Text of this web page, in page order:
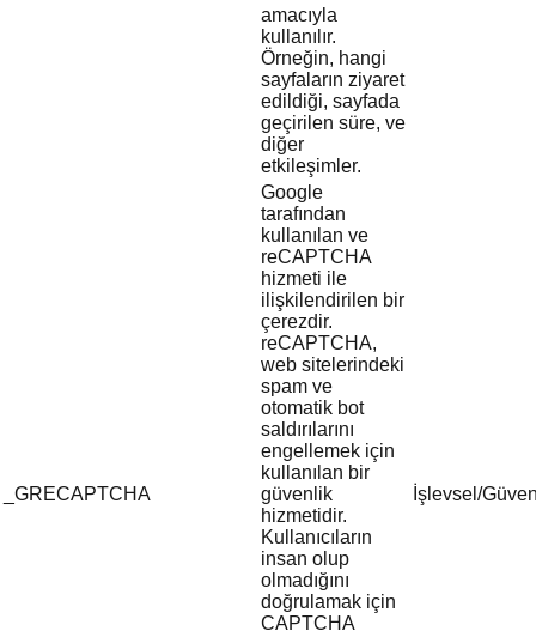
amacıyla
kullanılır.
Örneğin, hangi
sayfaların ziyaret
edildiği, sayfada
geçirilen süre, ve
diğer
etkileşimler.
_GRECAPTCHA
Google
tarafından
kullanılan ve
reCAPTCHA
hizmeti ile
ilişkilendirilen bir
çerezdir.
reCAPTCHA,
web sitelerindeki
spam ve
otomatik bot
saldırılarını
engellemek için
kullanılan bir
güvenlik
hizmetidir.
Kullanıcıların
insan olup
olmadığını
doğrulamak için
CAPTCHA
İşlevsel/